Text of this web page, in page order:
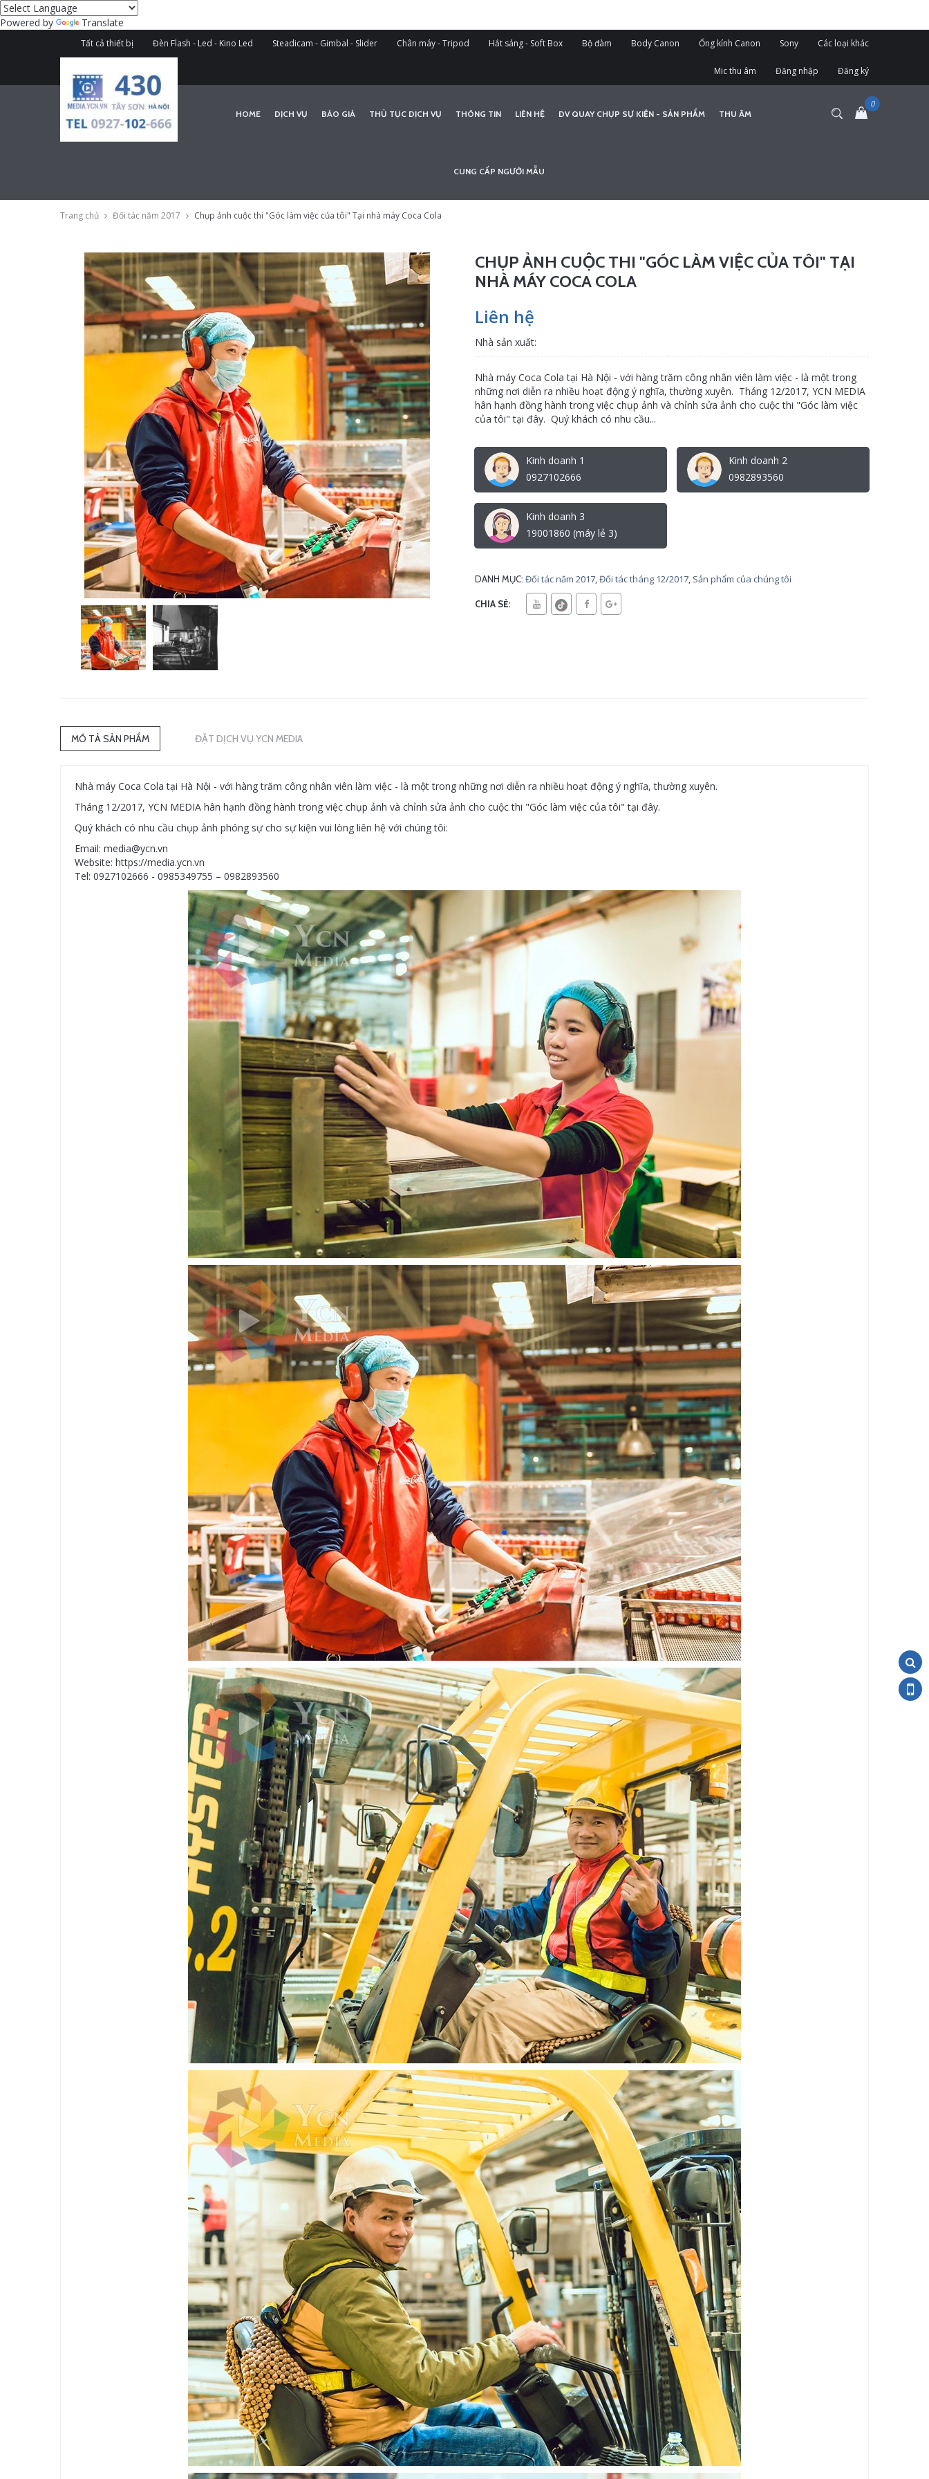
Powered by Translate
Tất cả thiết bị Đèn Flash - Led - Kino Led Steadicam - Gimbal - Slider Chân máy - Tripod Hắt sáng - Soft Box Bộ đàm Body Canon Ống kính Canon Sony Các loại khác
Mic thu âm Đăng nhập Đăng ký
HOME DỊCH VỤ BÁO GIÁ THỦ TỤC DỊCH VỤ THÔNG TIN LIÊN HỆ DV QUAY CHỤP SỰ KIỆN - SẢN PHẨM THU ÂM
CUNG CẤP NGƯỜI MẪU
Trang chủ Đối tác năm 2017 Chụp ảnh cuộc thi "Góc làm việc của tôi" Tại nhà máy Coca Cola
CHỤP ẢNH CUỘC THI "GÓC LÀM VIỆC CỦA TÔI" TẠI
NHÀ MÁY COCA COLA
Liên hệ
Nhà sản xuất:
Nhà máy Coca Cola tại Hà Nội - với hàng trăm công nhân viên làm việc - là một trong
những nơi diễn ra nhiều hoạt động ý nghĩa, thường xuyên. Tháng 12/2017, YCN MEDIA
hân hạnh đồng hành trong việc chụp ảnh và chỉnh sửa ảnh cho cuộc thi "Góc làm việc
của tôi" tại đây. Quý khách có nhu cầu...
Kinh doanh 1
0927102666
Kinh doanh 2
0982893560
Kinh doanh 3
19001860 (máy lẻ 3)
DANH MỤC: Đối tác năm 2017,Đối tác tháng 12/2017, Sản phẩm của chúng tôi
CHIA SẺ:
MÔ TẢ SẢN PHẨM ĐẶT DỊCH VỤ YCN MEDIA
Nhà máy Coca Cola tại Hà Nội - với hàng trăm công nhân viên làm việc - là một trong những nơi diễn ra nhiều hoạt động ý nghĩa, thường xuyên.
Tháng 12/2017, YCN MEDIA hân hạnh đồng hành trong việc chụp ảnh và chỉnh sửa ảnh cho cuộc thi "Góc làm việc của tôi" tại đây.
Quý khách có nhu cầu chụp ảnh phóng sự cho sự kiện vui lòng liên hệ với chúng tôi:
Email: media@ycn.vn
Website: https://media.ycn.vn
Tel: 0927102666 - 0985349755 – 0982893560